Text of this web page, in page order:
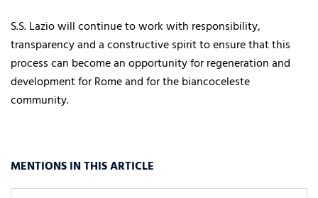
S.S. Lazio will continue to work with responsibility,
transparency and a constructive spirit to ensure that this
process can become an opportunity for regeneration and
development for Rome and for the biancoceleste
community.
MENTIONS IN THIS ARTICLE